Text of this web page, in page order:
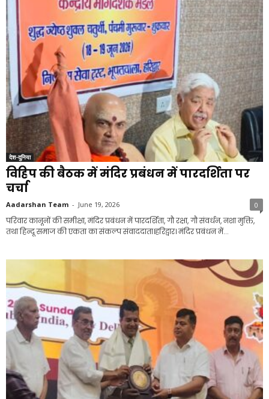
देश-दुनिया
विहिप की बैठक में मंदिर प्रबंधन में पारदर्शिता पर
चर्चा
Aadarshan Team - June 19, 2026 0
परिवार कानूनों की समीक्षा, मंदिर प्रबंधन में पारदर्शिता, गौ रक्षा, गौ संवर्धन, नशा मुक्ति,
तथा हिन्दू समाज की एकता का संकल्प संवाददाता।हरिद्वार। मंदिर प्रबंधन में...